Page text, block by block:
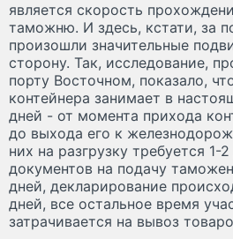
является скорость
таможню. И здесь, кстати, за
произошли значительные
сторону. Так, исследование,
порту Восточном, показало,
контейнера занимает в
дней - от момента прихода
до выхода его к
них на разгрузку требуется 1-
документов на подачу
дней, декларирование
дней, все остальное время
затрачивается на вывоз